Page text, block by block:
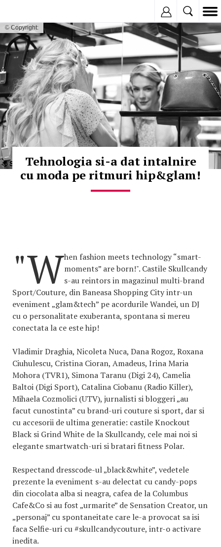
© Copyright:
Tehnologia si-a dat intalnire
cu moda pe ritmuri hip&glam!
"When fashion meets technology “smart-
moments” are born!". Castile Skullcandy
s-au reintors in magazinul multi-brand
Sport/Couture, din Baneasa Shopping City intr-un
eveniment „glam&tech” pe acordurile Wandei, un DJ
cu o personalitate exuberanta, spontana si mereu
conectata la ce este hip!
Vladimir Draghia, Nicoleta Nuca, Dana Rogoz, Roxana
Ciuhulescu, Cristina Cioran, Amadeus, Irina Maria
Mohora (TVR1), Simona Taranu (Digi 24), Camelia
Baltoi (Digi Sport), Catalina Ciobanu (Radio Killer),
Mihaela Cozmolici (UTV), jurnalisti si bloggeri „au
facut cunostinta” cu brand-uri couture si sport, dar si
cu accesorii de ultima generatie: castile Knockout
Black si Grind White de la Skullcandy, cele mai noi si
elegante smartwatch-uri si bratari fitness Polar.
Respectand dresscode-ul „black&white”, vedetele
prezente la eveniment s-au delectat cu candy-pops
din ciocolata alba si neagra, cafea de la Columbus
Cafe&Co si au fost „urmarite” de Sensation Creator, un
„personaj” cu spontaneitate care le-a provocat sa isi
faca Selfie-uri cu #skullcandycouture, intr-o activare
inedita.